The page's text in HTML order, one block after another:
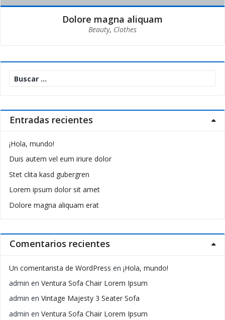
Dolore magna aliquam
Beauty, Clothes
Buscar:
Entradas recientes
¡Hola, mundo!
Duis autem vel eum iriure dolor
Stet clita kasd gubergren
Lorem ipsum dolor sit amet
Dolore magna aliquam erat
Comentarios recientes
Un comentarista de WordPress en ¡Hola, mundo!
admin en Ventura Sofa Chair Lorem Ipsum
admin en Vintage Majesty 3 Seater Sofa
admin en Ventura Sofa Chair Lorem Ipsum